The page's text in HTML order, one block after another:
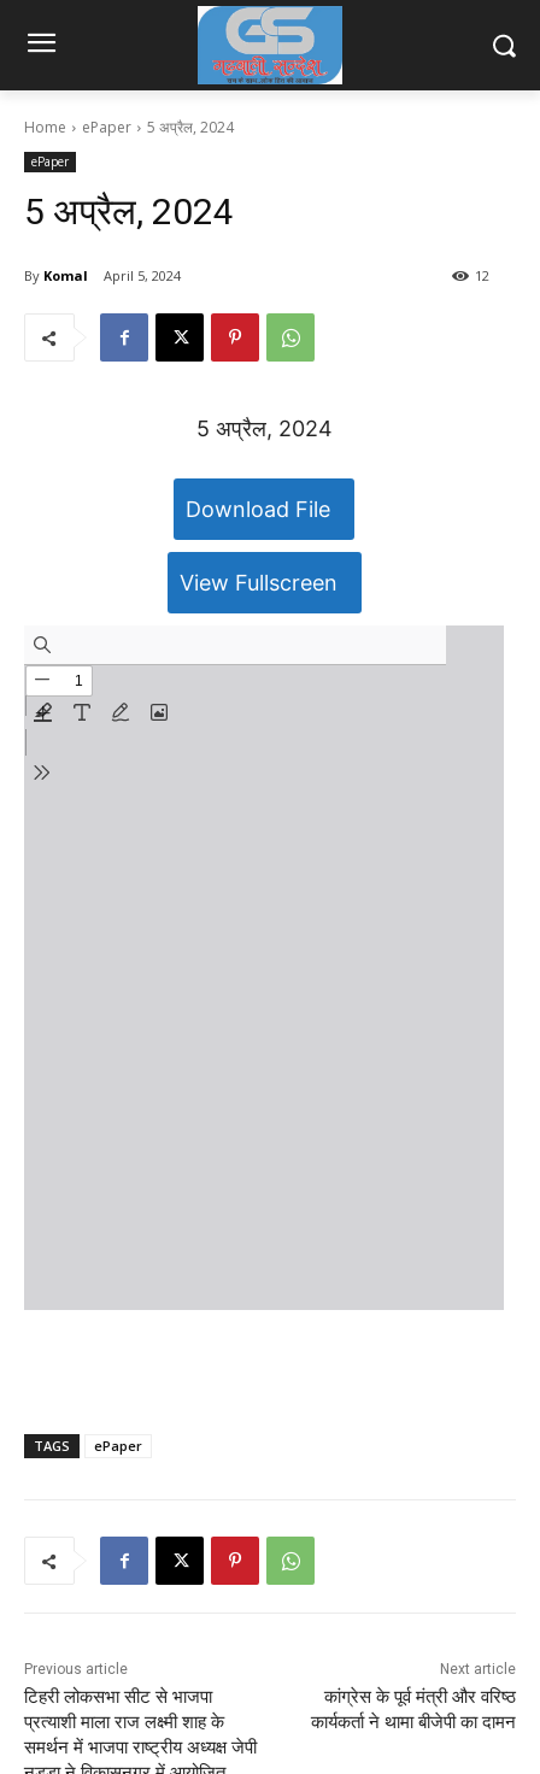
Home ePaper 5 अप्रैल, 2024
ePaper
5 अप्रैल, 2024
By Komal April 5, 2024 12
5 अप्रैल, 2024
Download File
View Fullscreen
TAGS ePaper
Previous article
टिहरी लोकसभा सीट से भाजपा
प्रत्याशी माला राज लक्ष्मी शाह के
समर्थन में भाजपा राष्ट्रीय अध्यक्ष जेपी
Next article
कांग्रेस के पूर्व मंत्री और वरिष्ठ
कार्यकर्ता ने थामा बीजेपी का दामन